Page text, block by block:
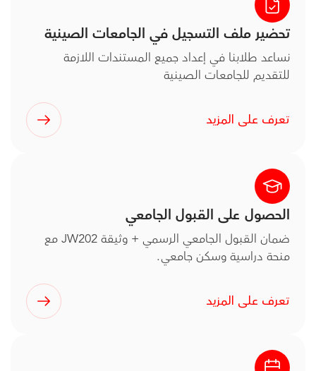
تحضير ملف التسجيل في الجامعات الصينية
نساعد طلابنا في إعداد جميع المستندات اللازمة
للتقديم للجامعات الصينية
تعرف على المزيد
الحصول على القبول الجامعي
ضمان القبول الجامعي الرسمي + وثيقة JW202 مع
منحة دراسية وسكن جامعي.
تعرف على المزيد